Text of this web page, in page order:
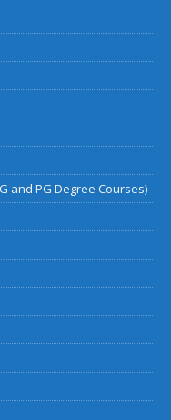
and PG Degree Courses)